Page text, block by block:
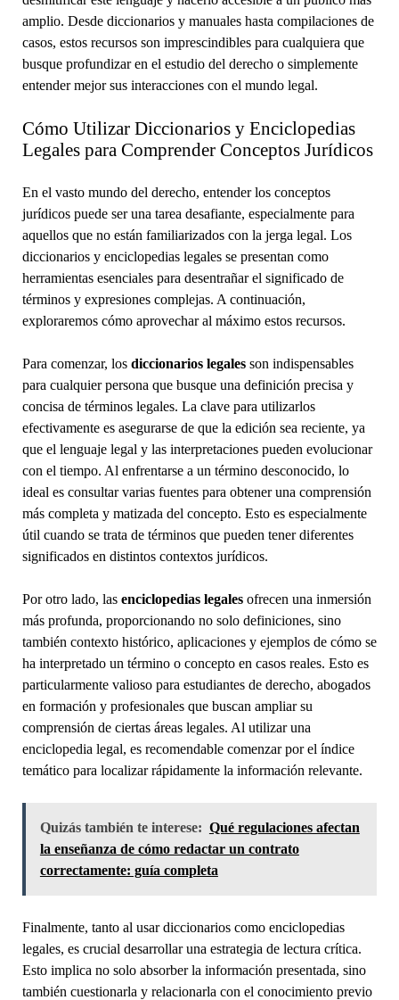
amplio. Desde diccionarios y manuales hasta compilaciones de
casos, estos recursos son imprescindibles para cualquiera que
busque profundizar en el estudio del derecho o simplemente
entender mejor sus interacciones con el mundo legal.
Cómo Utilizar Diccionarios y Enciclopedias
Legales para Comprender Conceptos Jurídicos
En el vasto mundo del derecho, entender los conceptos
jurídicos puede ser una tarea desafiante, especialmente para
aquellos que no están familiarizados con la jerga legal. Los
diccionarios y enciclopedias legales se presentan como
herramientas esenciales para desentrañar el significado de
términos y expresiones complejas. A continuación,
exploraremos cómo aprovechar al máximo estos recursos.
Para comenzar, los diccionarios legalesson indispensables
para cualquier persona que busque una definición precisa y
concisa de términos legales. La clave para utilizarlos
efectivamente es asegurarse de que la edición sea reciente, ya
que el lenguaje legal y las interpretaciones pueden evolucionar
con el tiempo. Al enfrentarse a un término desconocido, lo
ideal es consultar varias fuentes para obtener una comprensión
más completa y matizada del concepto. Esto es especialmente
útil cuando se trata de términos que pueden tener diferentes
significados en distintos contextos jurídicos.
Por otro lado, las enciclopedias legalesofrecen una inmersión
más profunda, proporcionando no solo definiciones, sino
también contexto histórico, aplicaciones y ejemplos de cómo se
ha interpretado un término o concepto en casos reales. Esto es
particularmente valioso para estudiantes de derecho, abogados
en formación y profesionales que buscan ampliar su
comprensión de ciertas áreas legales. Al utilizar una
enciclopedia legal, es recomendable comenzar por el índice
temático para localizar rápidamente la información relevante.
Quizás también te interese: Qué regulaciones afectan
la enseñanza de cómo redactar un contrato
correctamente: guía completa
Finalmente, tanto al usar diccionarios como enciclopedias
legales, es crucial desarrollar una estrategia de lectura crítica.
Esto implica no solo absorber la información presentada, sino
también cuestionarla y relacionarla con el conocimiento previo